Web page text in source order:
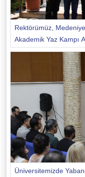
Rektörümüz,
Akademik Yaz Kampı
Üniversitemizde